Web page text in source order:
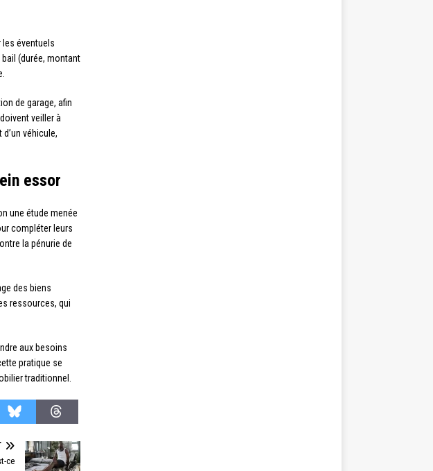
les éventuels
(durée, montant
de garage, afin
veiller à
véhicule,
essor
une étude menée
compléter leurs
la pénurie de
des biens
ressources, qui
aux besoins
pratique se
traditionnel.
ce